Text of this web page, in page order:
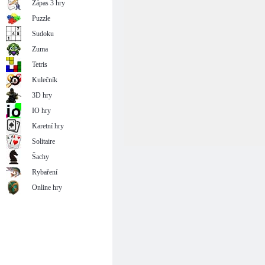
Zápas 3 hry
Puzzle
Sudoku
Zuma
Tetris
Kulečník
3D hry
IO hry
Karetní hry
Solitaire
Šachy
Rybaření
Online hry